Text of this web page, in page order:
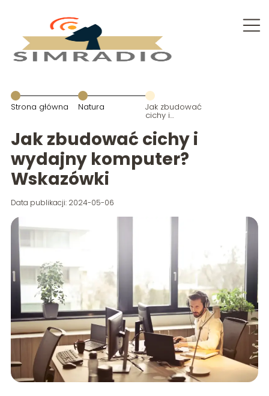
Strona główna Natura Jak zbudować
cichy i
wydajny
komputer?
Wskazówki
Jak zbudować cichy i
wydajny komputer?
Wskazówki
Data publikacji: 2024-05-06